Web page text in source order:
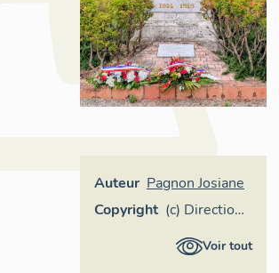
Auteur Pagnon Josiane
Copyright (c) Direction
RégionaleVoir tout